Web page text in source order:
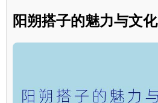
阳朔搭子的魅力与文化